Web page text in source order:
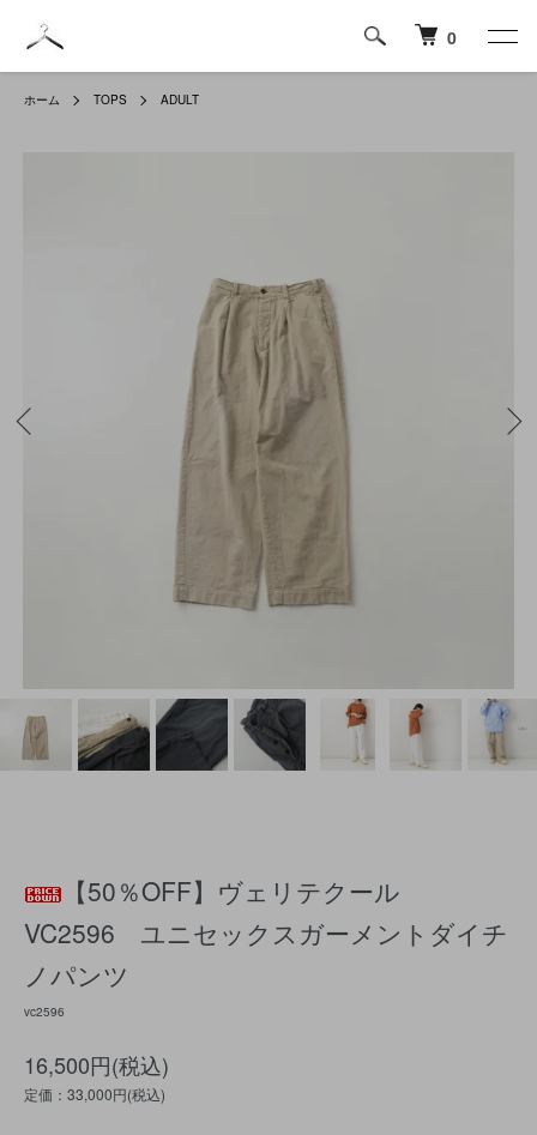
0
ホーム TOPS ADULT
【50％OFF】ヴェリテクール
VC2596 ユニセックスガーメントダイチ
ノパンツ
vc2596
16,500円(税込)
定価：33,000円(税込)